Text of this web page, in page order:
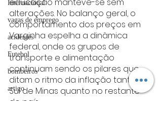
Internacional
vagas de emprego
acidentes
Futebol
bombeiros
artigo
educação manteve-se sem
alterações. No balanço geral, o
comportamento dos preços em
Varginha espelha a dinâmica
federal, onde os grupos de
transporte e alimentação
continuam sendo os pilares que
ditam o ritmo da inflação tanto no
Sul de Minas quanto no restante
do país.